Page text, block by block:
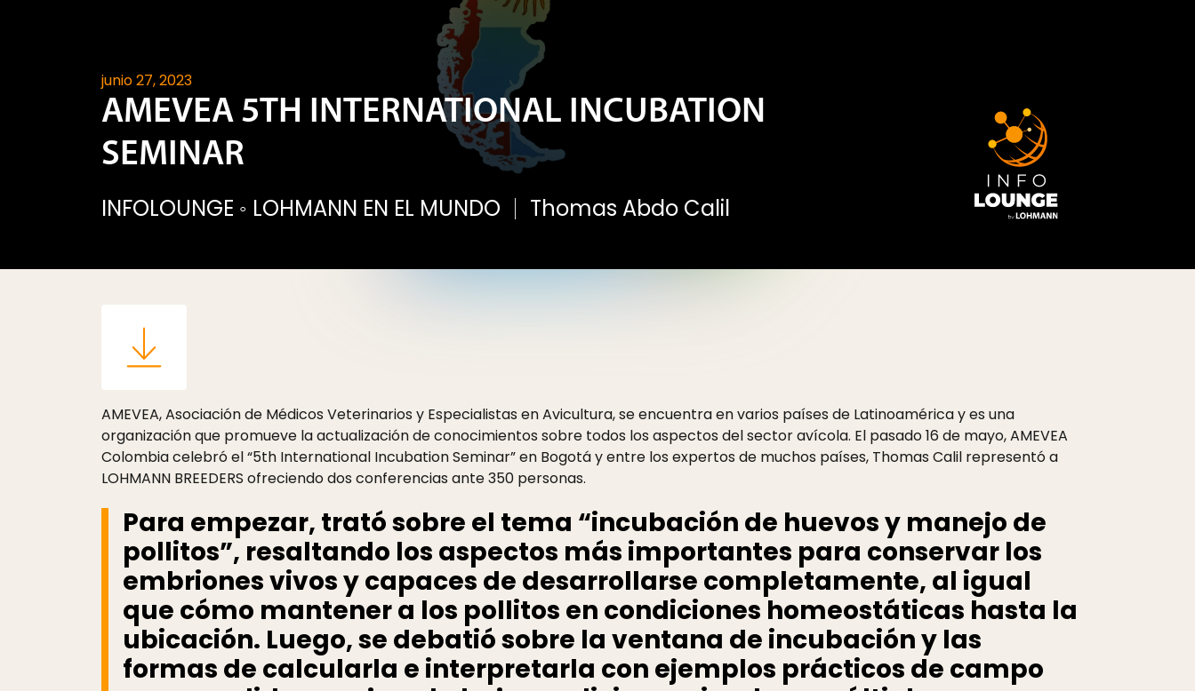
junio 27, 2023
AMEVEA 5TH INTERNATIONAL INCUBATION
SEMINAR
INFOLOUNGE ◦ LOHMANN EN EL MUNDO Thomas Abdo Calil
AMEVEA, Asociación de Médicos Veterinarios y Especialistas en Avicultura, se encuentra en varios países de Latinoamérica y es una
organización que promueve la actualización de conocimientos sobre todos los aspectos del sector avícola. El pasado 16 de mayo, AMEVEA
Colombia celebró el “5th International Incubation Seminar” en Bogotá y entre los expertos de muchos países, Thomas Calil representó a
LOHMANN BREEDERS ofreciendo dos conferencias ante 350 personas.
Para empezar, trató sobre el tema “incubación de huevos y manejo de
pollitos”, resaltando los aspectos más importantes para conservar los
embriones vivos y capaces de desarrollarse completamente, al igual
que cómo mantener a los pollitos en condiciones homeostáticas hasta la
ubicación. Luego, se debatió sobre la ventana de incubación y las
formas de calcularla e interpretarla con ejemplos prácticos de campo